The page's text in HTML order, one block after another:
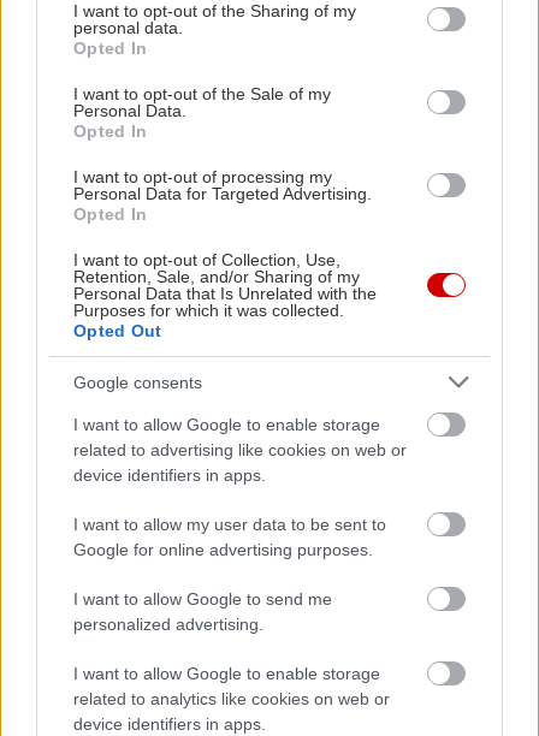
not limited to your visit or usage behaviour. You may click to
grant or deny consent to Google and its third-party tags to
use your data for below specified purposes in below Google
consent section.
I want to opt-out of the Sharing of my
personal data.
Opted In
I want to opt-out of the Sale of my
Personal Data.
Opted In
I want to opt-out of processing my
Personal Data for Targeted Advertising.
Opted In
I want to opt-out of Collection, Use,
Retention, Sale, and/or Sharing of my
Personal Data that Is Unrelated with the
Purposes for which it was collected.
Opted Out
Google consents
I want to allow Google to enable storage
related to advertising like cookies on web or
device identifiers in apps.
I want to allow my user data to be sent to
Google for online advertising purposes.
I want to allow Google to send me
personalized advertising.
I want to allow Google to enable storage
related to analytics like cookies on web or
device identifiers in apps.
αφιερωμένης στο left hand path!
συναυλιών που αναβλήθηκαν το 2020,
ισχύουν κανονικά για τις νέες ημερομηνίες